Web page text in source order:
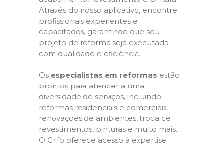
Através do nosso aplicativo, encontre
profissionais experientes e
capacitados, garantindo que seu
projeto de reforma seja executado
com qualidade e eficiência.
Os especialistas em reformas estão
prontos para atender a uma
diversidade de serviços, incluindo
reformas residenciais e comerciais,
renovações de ambientes, troca de
revestimentos, pinturas e muito mais.
O Grifo oferece acesso à expertise